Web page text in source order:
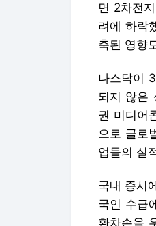
면 2차전
려에 하락
축된 영향
나스닥이
되지 않은
권 미디어
으로 글로
업들의 실
국내 증시
국인 수급
환차손을